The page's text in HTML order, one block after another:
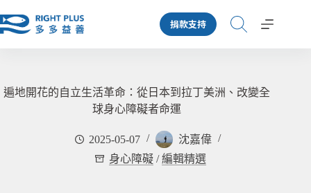
至
容
捐款支持
遍地開花的自立生活革命：從日本到拉丁美洲、改變全
球身心障礙者命運
2025-05-07
沈嘉偉
身心障礙 /編輯精選